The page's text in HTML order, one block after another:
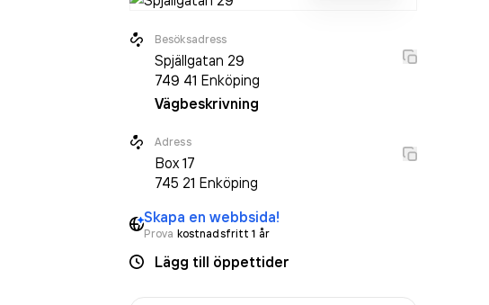
Besöksadress
Spjällgatan 29
749 41 Enköping
Vägbeskrivning
Adress
Box17
745 21 Enköping
Skapa en webbsida!
Prova kostnadsfritt 1 år
Lägg till öppettider